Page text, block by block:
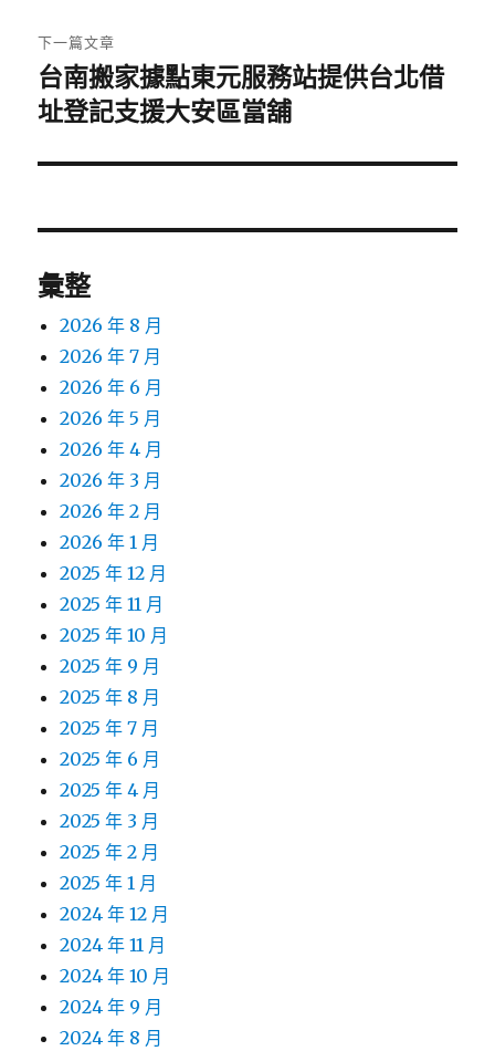
章:
下一篇文章
下
一
文
台南搬家據點東元服務站提供台北借
址登記支援大安區當舖
彙整
2026 年 8 月
2026 年 7 月
2026 年 6 月
2026 年 5 月
2026 年 4 月
2026 年 3 月
2026 年 2 月
2026 年 1 月
2025 年 12 月
2025 年 11 月
2025 年 10 月
2025 年 9 月
2025 年 8 月
2025 年 7 月
2025 年 6 月
2025 年 4 月
2025 年 3 月
2025 年 2 月
2025 年 1 月
2024 年 12 月
2024 年 11 月
2024 年 10 月
2024 年 9 月
2024 年 8 月